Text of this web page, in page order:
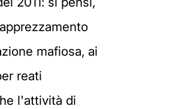
mafiosa, ai
reati
l'attività di